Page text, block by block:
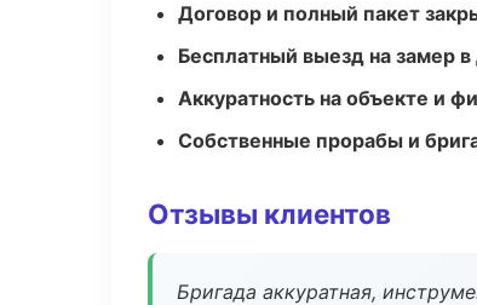
Договор и полный пакет
Бесплатный выезд на замер
Аккуратность на объекте и
Собственные прорабы и
Отзывы клиентов
Бригада аккуратная,